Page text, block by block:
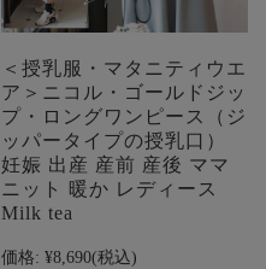
＜授乳服・マタニティウエ
ア＞ニコル・ゴールドジッ
プ・ロングワンピース（ジ
ッパータイプの授乳口）
妊娠 出産 産前 産後 ママ
ニット 暖か レディース
Milk tea
価格: ¥8,690(税込)